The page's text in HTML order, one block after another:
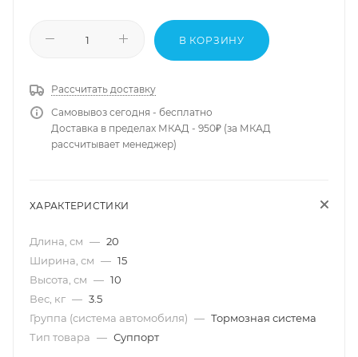
В КОРЗИНУ
Рассчитать доставку
Самовывоз сегодня - бесплатно
Доставка в пределах МКАД - 950₽ (за МКАД
рассчитывает менеджер)
ХАРАКТЕРИСТИКИ
Длина, см — 20
Ширина, см — 15
Высота, см — 10
Вес, кг — 3.5
Группа (система автомобиля) — Тормозная система
Тип товара — Суппорт